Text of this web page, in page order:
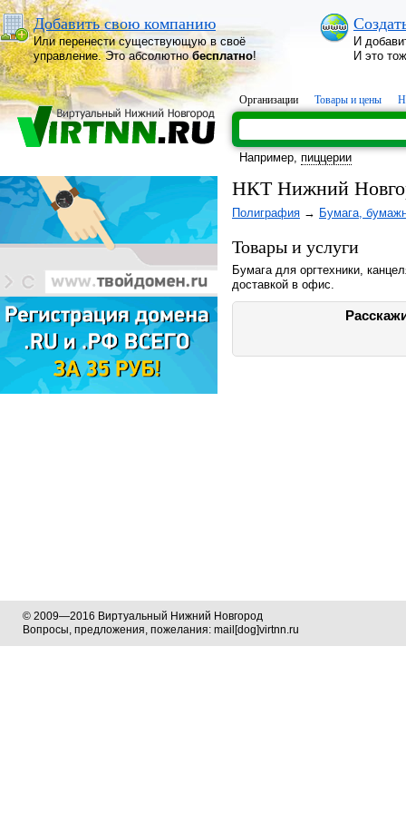
Добавить свою компанию
Или перенести существующую в своё
управление. Это абсолютнобесплатно!
И
И это
Организации Товары и цены
Например, пиццерии
НКТ Нижний
Полиграфия → Бумага,
Товары и услуги
Бумага для оргтехники,
доставкой в офис.
© 2009—2016 Виртуальный Нижний Новгород
Вопросы, предложения, пожелания: mail[dog]virtnn.ru